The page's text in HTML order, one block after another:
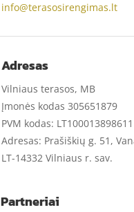
info@terasosirengimas.lt
Adresas
Vilniaus terasos, MB
Įmonės kodas 305651879
PVM kodas: LT100013898611
Adresas: Prašiškių g. 51,
LT-14332 Vilniaus r. sav.
Partneriai